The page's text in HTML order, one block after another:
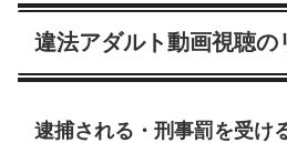
違法アダルト動画視聴の
逮捕される・刑事罰を受け